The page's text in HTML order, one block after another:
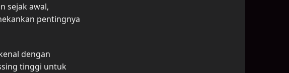
sejak awal,
pentingnya
dengan
tinggi untuk